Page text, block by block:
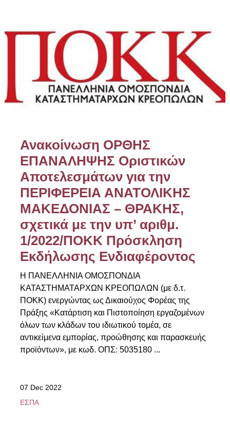
Ανακοίνωση ΟΡΘΗΣ
ΕΠΑΝΑΛΗΨΗΣ Οριστικών
Αποτελεσμάτων για την
ΠΕΡΙΦΕΡΕΙΑ ΑΝΑΤΟΛΙΚΗΣ
ΜΑΚΕΔΟΝΙΑΣ – ΘΡΑΚΗΣ,
σχετικά με την υπ’ αριθμ.
1/2022/ΠΟΚΚ Πρόσκληση
Εκδήλωσης Ενδιαφέροντος
Η ΠΑΝΕΛΛΗΝΙΑ ΟΜΟΣΠΟΝΔΙΑ
ΚΑΤΑΣΤΗΜΑΤΑΡΧΩΝ ΚΡΕΟΠΩΛΩΝ (με δ.τ.
ΠΟΚΚ) ενεργώντας ως Δικαιούχος Φορέας της
Πράξης «Κατάρτιση και Πιστοποίηση εργαζομένων
όλων των κλάδων του ιδιωτικού τομέα, σε
αντικείμενα εμπορίας, προώθησης και παρασκευής
προϊόντων», με κωδ. ΟΠΣ: 5035180 ...
07 Dec 2022
ΕΣΠΑ